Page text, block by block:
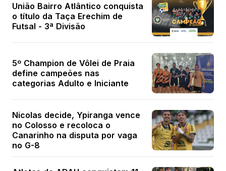
União Bairro Atlântico conquista
o título da Taça Erechim de
Futsal - 3ª Divisão
5º Champion de Vôlei de Praia
define campeões nas
categorias Adulto e Iniciante
Nicolas decide, Ypiranga vence
no Colosso e recoloca o
Canarinho na disputa por vaga
no G-8